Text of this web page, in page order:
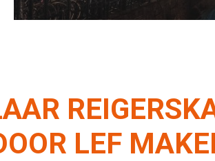
LEF